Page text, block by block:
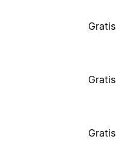
Gratis
Gratis
Gratis